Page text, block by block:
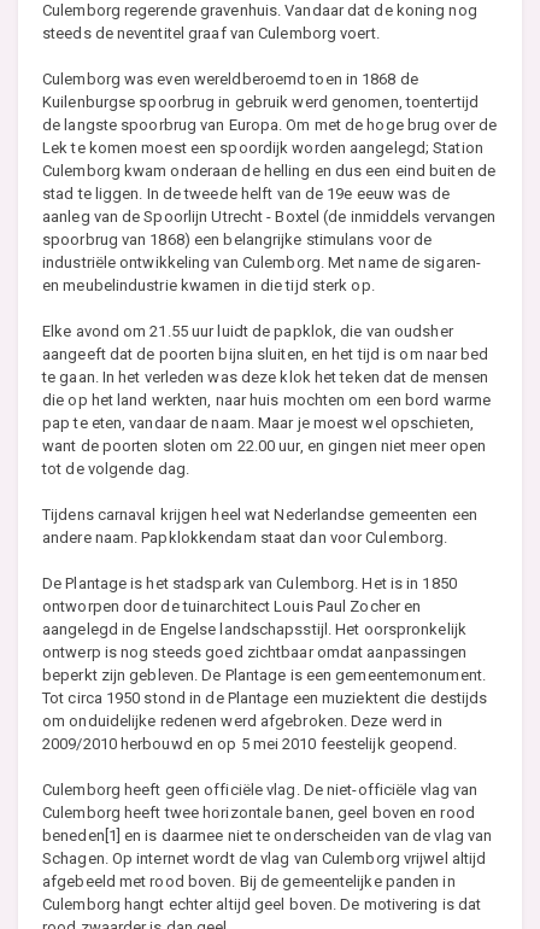
Culemborg regerende gravenhuis. Vandaar dat de koning nog
steeds de neventitel graaf van Culemborg voert.
Culemborg was even wereldberoemd toen in 1868 de
Kuilenburgse spoorbrug in gebruik werd genomen, toentertijd
de langste spoorbrug van Europa. Om met de hoge brug over de
Lek te komen moest een spoordijk worden aangelegd; Station
Culemborg kwam onderaan de helling en dus een eind buiten de
stad te liggen. In de tweede helft van de 19e eeuw was de
aanleg van de Spoorlijn Utrecht - Boxtel (de inmiddels vervangen
spoorbrug van 1868) een belangrijke stimulans voor de
industriële ontwikkeling van Culemborg. Met name de sigaren-
en meubelindustrie kwamen in die tijd sterk op.
Elke avond om 21.55 uur luidt de papklok, die van oudsher
aangeeft dat de poorten bijna sluiten, en het tijd is om naar bed
te gaan. In het verleden was deze klok het teken dat de mensen
die op het land werkten, naar huis mochten om een bord warme
pap te eten, vandaar de naam. Maar je moest wel opschieten,
want de poorten sloten om 22.00 uur, en gingen niet meer open
tot de volgende dag.
Tijdens carnaval krijgen heel wat Nederlandse gemeenten een
andere naam. Papklokkendam staat dan voor Culemborg.
De Plantage is het stadspark van Culemborg. Het is in 1850
ontworpen door de tuinarchitect Louis Paul Zocher en
aangelegd in de Engelse landschapsstijl. Het oorspronkelijk
ontwerp is nog steeds goed zichtbaar omdat aanpassingen
beperkt zijn gebleven. De Plantage is een gemeentemonument.
Tot circa 1950 stond in de Plantage een muziektent die destijds
om onduidelijke redenen werd afgebroken. Deze werd in
2009/2010 herbouwd en op 5 mei 2010 feestelijk geopend.
Culemborg heeft geen officiële vlag. De niet-officiële vlag van
Culemborg heeft twee horizontale banen, geel boven en rood
beneden[1] en is daarmee niet te onderscheiden van de vlag van
Schagen. Op internet wordt de vlag van Culemborg vrijwel altijd
afgebeeld met rood boven. Bij de gemeentelijke panden in
Culemborg hangt echter altijd geel boven. De motivering is dat